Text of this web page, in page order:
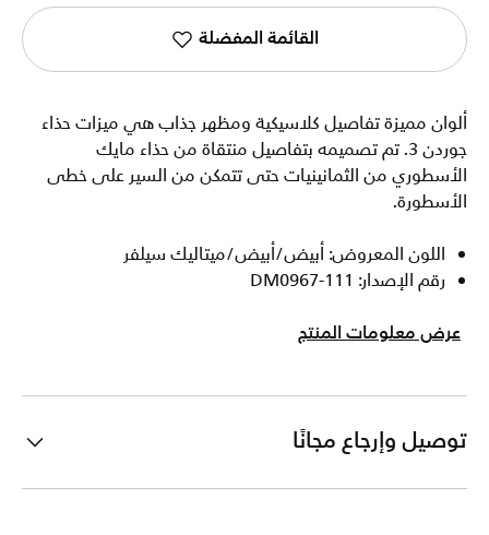
القائمة المفضلة
ألوان مميزة تفاصيل كلاسيكية ومظهر جذاب هي ميزات حذاء
جوردن 3. تم تصميمه بتفاصيل منتقاة من حذاء مايك
الأسطوري من الثمانينيات حتى تتمكن من السير على خطى
الأسطورة.
اللون المعروض: أبيض/أبيض/ميتاليك سيلفر
رقم الإصدار: DM0967-111
عرض معلومات المنتج
توصيل وإرجاع مجانًا